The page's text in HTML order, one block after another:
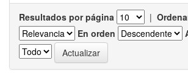
Resultados por página |
En orden